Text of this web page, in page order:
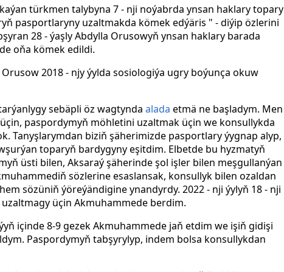
türkmen talybyna 7 - nji noýabrda ynsan haklary topary
pasportlaryny uzaltmakda kömek edýäris " - diýip özlerini
28 - ýaşly Abdylla Orusowyň ynsan haklary barada
oňa kömek edildi.
2018 - njy ýylda sosiologiýa ugry boýunça okuw
sebäpli öz wagtynda alada etmä ne başladym. Men
paspordymyň möhletini uzaltmak üçin we konsullykda
Tanyşlarymdan biziň şäherimizde pasportlary ýygnap alyp,
toparyň bardygyny eşitdim. Elbetde bu hyzmatyň
üsti bilen, Aksaraý şäherinde şol işler bilen meşgullanýan
sözlerine esaslansak, konsullyk bilen ozaldan
sözüniň ýöreýändigine ynandyrdy. 2022 - nji ýylyň 18 - nji
üçin Akmuhammede berdim.
içinde 8-9 gezek Akmuhammede jaň etdim we işiň gidişi
Paspordymyň tabşyrylyp, indem bolsa konsullykdan